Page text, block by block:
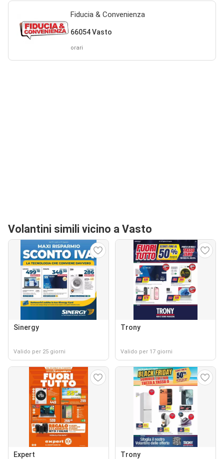
Fiducia & Convenienza
66054 Vasto
orari
Volantini simili vicino a Vasto
Sinergy
Valido per 25 giorni
Trony
Valido per 17 giorni
Expert Trony